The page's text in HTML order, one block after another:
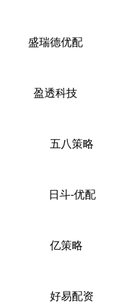
盛瑞德优配
盈透科技
五八策略
日斗-优配
亿策略
好易配资